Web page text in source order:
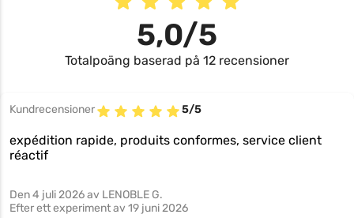
5,0/5
Totalpoäng baserad på 12 recensioner
Kundrecensioner 5/5
expédition rapide, produits conformes, service client
réactif
Den4 juli 2026av LENOBLE G.
Efter ett experiment av 19 juni 2026